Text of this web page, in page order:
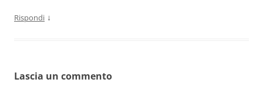
Rispondi ↓
Lascia un commento